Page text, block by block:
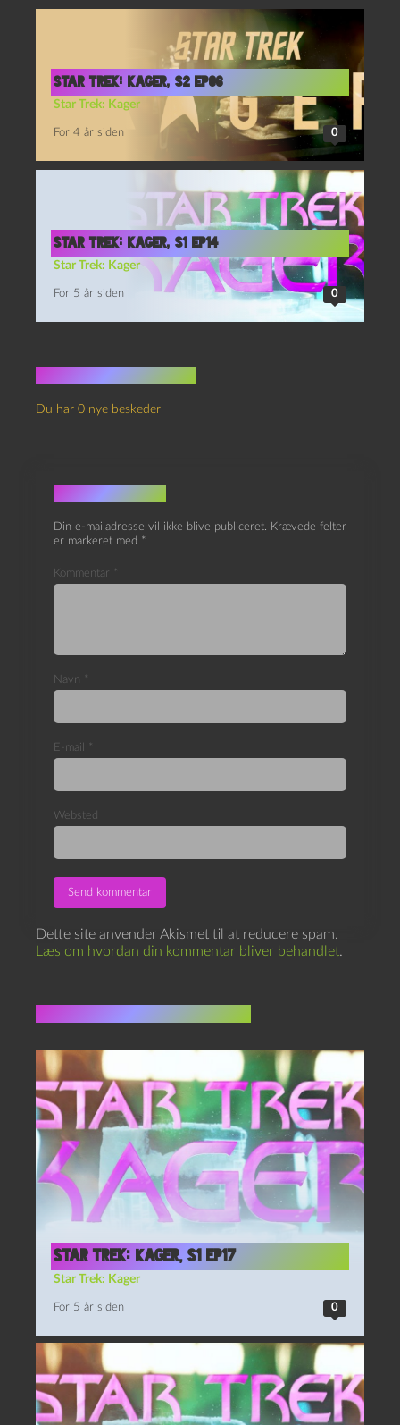
Star Trek: Kager, S2 Ep06
Star Trek: Kager
For 4 år siden 0
Star Trek: Kager, S1 Ep14
Star Trek: Kager
For 5 år siden 0
Du har 0 nye beskeder
Skriv et svar
Din e-mailadresse vil ikke blive publiceret.
Krævede felter
er markeret med *
Kommentar *
Navn *
E-mail *
Websted
Dette site anvender Akismet til at reducere spam.
Læs om hvordan din kommentar bliver behandlet.
Star Trek: Kager, S1 Ep17
Star Trek: Kager
For 5 år siden 0